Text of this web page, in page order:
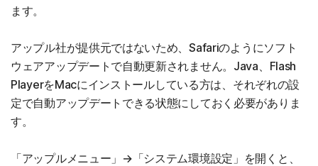
ます。
アップル社が提供元ではないため、Safariのようにソフト
ウェアアップデートで自動更新されません。Java、Flash
PlayerをMacにインストールしている方は、それぞれの設
定で自動アップデートできる状態にしておく必要がありま
す。
「アップルメニュー」→「システム環境設定」を開くと、